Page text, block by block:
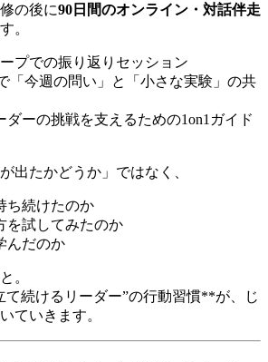
の後に90日間のオンライン・対話伴走
。
プでの振り返りセッション
「今週の問い」と「小さな実験」の共
ダーの挑戦を支えるための1on1ガイド
出たかどうか」ではなく、
ち続けたのか
を試してみたのか
んだのか
。
て続けるリーダー”の行動習慣**が、じ
ていきます。